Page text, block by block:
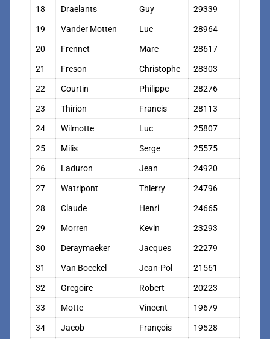
18 Draelants Guy 29339
19 Vander Motten Luc 28964
20 Frennet Marc 28617
21 Freson Christophe 28303
22 Courtin Philippe 28276
23 Thirion Francis 28113
24 Wilmotte Luc 25807
25 Milis Serge 25575
26 Laduron Jean 24920
27 Watripont Thierry 24796
28 Claude Henri 24665
29 Morren Kevin 23293
30 Deraymaeker Jacques 22279
31 Van Boeckel Jean-Pol 21561
32 Gregoire Robert 20223
33 Motte Vincent 19679
34 Jacob François 19528